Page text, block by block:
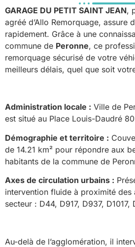
GARAGE DU PETIT SAINT JEAN,
agréé d’Allo Remorquage, assure
rapidement. Grâce à une
commune de Peronne, ce
remorquage sécurisé de votre
meilleurs délais, quel que soit
Administration locale : Ville de
est situé au Place Louis-Daudré
Démographie et territoire :
de 14.21 km² pour répondre aux
habitants de la commune de
Axes de circulation urbains :
intervention fluide à proximité des
secteur : D44, D917, D937, D1017,
Au-delà de l’agglomération, il